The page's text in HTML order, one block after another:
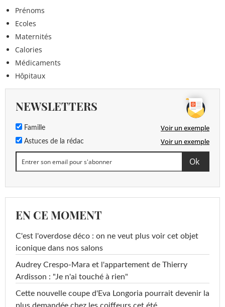
Prénoms
Ecoles
Maternités
Calories
Médicaments
Hôpitaux
NEWSLETTERS
Famille Voir un exemple
Astuces de la rédac Voir un exemple
EN CE MOMENT
C'est l'overdose déco : on ne veut plus voir cet objet
iconique dans nos salons
Audrey Crespo-Mara et l'appartement de Thierry
Ardisson : "Je n'ai touché à rien"
Cette nouvelle coupe d'Eva Longoria pourrait devenir la